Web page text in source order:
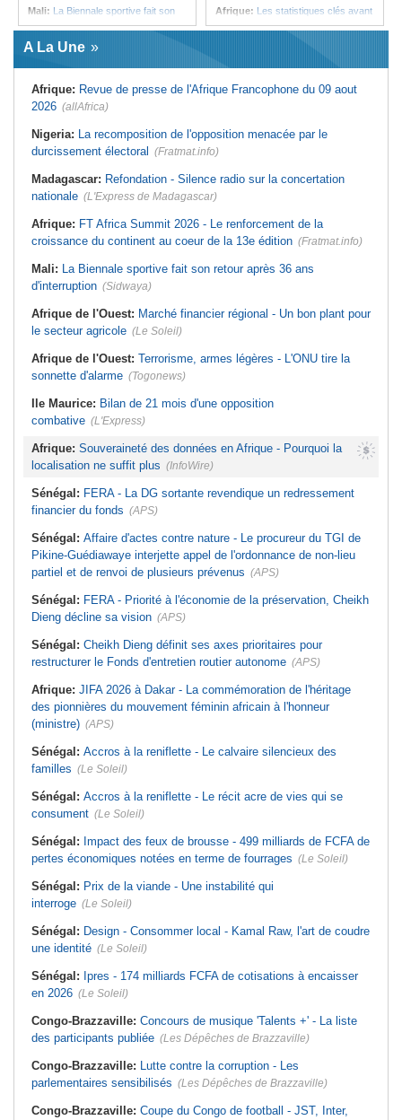
Mali: La Biennale sportive fait son
Afrique de l'Ouest:
financier régional - Un bon plant
armes légères - L'ONU tire la
sonnette d'alarme
revendique un redressement
financier du fonds
Sénégal:Affaire d'actes contre
Pikine-Guédiawaye interjette appel
de l'ordonnance de non-lieu partiel et
de renvoi de plusieurs prévenus
Sénégal:
FERA - Priorité à
l'économie de la préservation,
Cheikh Dieng décline sa vision
Afrique: Les statistiques clés avant
d'Ivoire et l'Algérie
la finale
Afrique:Côte d'Ivoire - Algérie, un
Sénégal bat la Tunisie et prend le
quart
Tunisie:
interconnecté « One Health »
Tunisie:
les startups à l'international
A La Une
Afrique: Revue de presse de l'Afrique Francophone du 09 aout
2026 (allAfrica)
Nigeria: La recomposition de l'opposition menacée par le
durcissement électoral (Fratmat.info)
Madagascar: Refondation - Silence radio sur la concertation
nationale (L'Express de Madagascar)
Afrique: FT Africa Summit 2026 - Le renforcement de la
croissance du continent au coeur de la 13e édition (Fratmat.info)
Mali: La Biennale sportive fait son retour après 36 ans
d'interruption (Sidwaya)
Afrique de l'Ouest: Marché financier régional - Un bon plant pour
le secteur agricole (Le Soleil)
Afrique de l'Ouest: Terrorisme, armes légères - L'ONU tire la
sonnette d'alarme (Togonews)
Ile Maurice: Bilan de 21 mois d'une opposition
combative (L'Express)
Afrique: Souveraineté des données en Afrique - Pourquoi la
localisation ne suffit plus (InfoWire)
Sénégal: FERA - La DG sortante revendique un redressement
financier du fonds (APS)
Sénégal: Affaire d'actes contre nature - Le procureur du TGI de
Pikine-Guédiawaye interjette appel de l'ordonnance de non-lieu
partiel et de renvoi de plusieurs prévenus (APS)
Sénégal: FERA - Priorité à l'économie de la préservation, Cheikh
Dieng décline sa vision (APS)
Sénégal: Cheikh Dieng définit ses axes prioritaires pour
restructurer le Fonds d'entretien routier autonome (APS)
Afrique: JIFA 2026 à Dakar - La commémoration de l'héritage
des pionnières du mouvement féminin africain à l'honneur
(ministre) (APS)
Sénégal: Accros à la reniflette - Le calvaire silencieux des
familles (Le Soleil)
Sénégal: Accros à la reniflette - Le récit acre de vies qui se
consument (Le Soleil)
Sénégal: Impact des feux de brousse - 499 milliards de FCFA de
pertes économiques notées en terme de fourrages (Le Soleil)
Sénégal: Prix de la viande - Une instabilité qui
interroge (Le Soleil)
Sénégal: Design - Consommer local - Kamal Raw, l'art de coudre
une identité (Le Soleil)
Sénégal: Ipres - 174 milliards FCFA de cotisations à encaisser
en 2026 (Le Soleil)
Congo-Brazzaville: Concours de musique 'Talents +' - La liste
des participants publiée (Les Dépêches de Brazzaville)
Congo-Brazzaville: Lutte contre la corruption - Les
parlementaires sensibilisés (Les Dépêches de Brazzaville)
Congo-Brazzaville: Coupe du Congo de football - JST, Inter,